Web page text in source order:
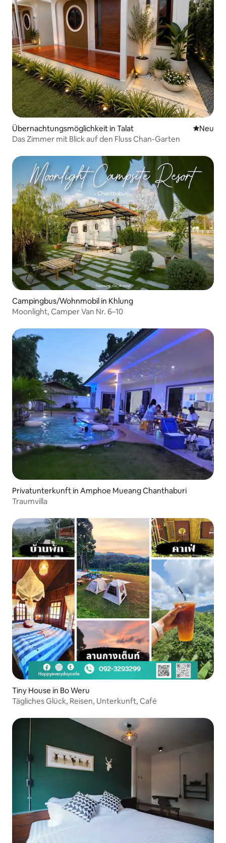
Übernachtungsmöglichkeit in Talat Neue
Neu
Das Zimmer mit Blick auf den Fluss Chan-Garten
Campingbus/Wohnmobil in Khlung
Moonlight, Camper Van Nr. 6–10
Privatunterkunft in Amphoe Mueang Chanthaburi
Traumvilla
Tiny House in Bo Weru
Tägliches Glück, Reisen, Unterkunft, Café